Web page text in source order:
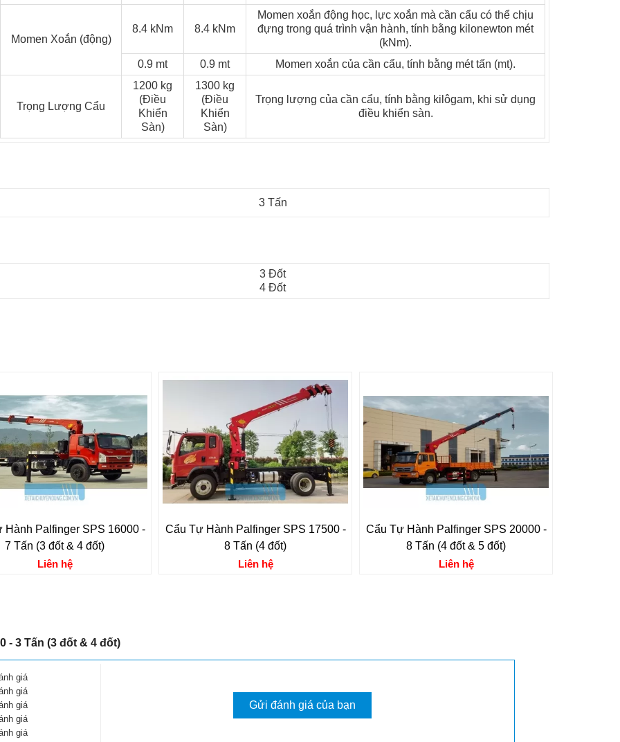
Momen Xoắn (động)
8.4 kNm 8.4 kNm
Momen xoắn động học, lực xoắn mà cần cẩu có thể chịu
đựng trong quá trình vận hành, tính bằng kilonewton mét
(kNm).
0.9 mt
0.9 mt Momen xoắn của cần cẩu, tính bằng mét tấn (mt).
Trọng Lượng Cẩu
1200 kg
(Điều
Khiển
Sàn)
1300 kg
(Điều
Khiển
Sàn)
Trọng lượng của cần cẩu, tính bằng kilôgam, khi sử dụng
điều khiển sàn.
3 Tấn
3 Đốt
4 Đốt
Hành Palfinger SPS 16000 -
7 Tấn (3 đốt & 4 đốt)
Liên hệ
Cẩu Tự Hành Palfinger SPS 17500 -
8 Tấn (4 đốt)
Liên hệ
Cẩu Tự Hành Palfinger SPS 20000 -
8 Tấn (4 đốt & 5 đốt)
Liên hệ
- 3 Tấn (3 đốt & 4 đốt)
giá
giá
giá
giá
giá
Gửi đánh giá của bạn